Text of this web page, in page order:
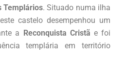
Templários. Situado numa ilha
castelo desempenhou um
a Reconquista Cristã e foi
templária em território